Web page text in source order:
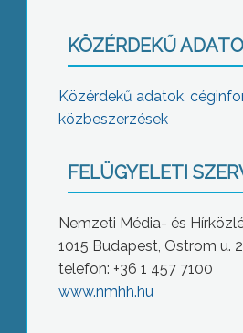
KÖZÉRDEKŰ
Közérdekű adatok,
közbeszerzések
FELÜGYELETI
Nemzeti Média- és
1015 Budapest, Ostrom u.
telefon: +36 1 457 7100
www.nmhh.hu